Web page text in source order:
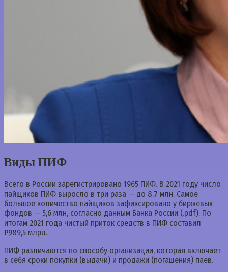
Виды ПИФ
Всего в России зарегистрировано 1965 ПИФ. В 2021 году число
пайщиков ПИФ выросло в три раза — до 8,7 млн. Самое
большое количество пайщиков зафиксировано у биржевых
фондов — 5,6 млн, согласно данным Банка России (.pdf). По
итогам 2021 года чистый приток средств в ПИФ составил
₽989,5 млрд.
ПИФ различаются по способу организации, которая включает
в себя сроки покупки (выдачи) и продажи (погашения) паев.